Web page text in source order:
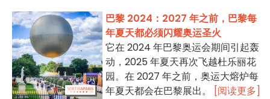
巴黎 2024：2027 年之前，巴黎每
年夏天都必须闪耀奥运圣火
它在 2024 年巴黎奥运会期间引起轰
动，2025 年夏天再次飞越杜乐丽花
园。在 2027 年之前，奥运大熔炉每
年夏天都会在巴黎展出。
[阅读更多]